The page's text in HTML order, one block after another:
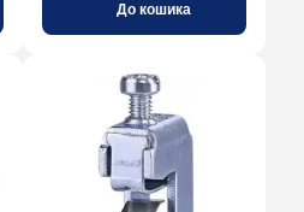
До кошика